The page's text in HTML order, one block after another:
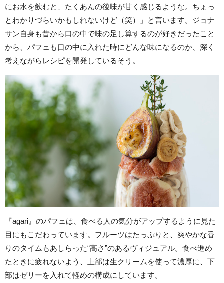
にお水を飲むと、たくあんの後味が甘く感じるような。ちょっ
とわかりづらいかもしれないけど（笑）」と言います。ジョナ
サン自身も昔から口の中で味の足し算するのが好きだったこと
から、パフェも口の中に入れた時にどんな味になるのか、深く
考えながらレシピを開発しているそう。
『agari』のパフェは、食べる人の気分がアップするように見た
目にもこだわっています。フルーツはたっぷりと、爽やかな香
りのタイムもあしらった“高さ”のあるヴィジュアル。食べ進め
たときに疲れないよう、上部は生クリームを使って濃厚に、下
部はゼリーを入れて軽めの構成にしています。